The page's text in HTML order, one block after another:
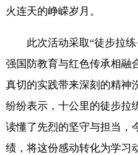
火连天的峥嵘岁月。
此次活动采取“徒步拉练
强国防教育与红色传承相融
真切的实践带来深刻的精神
纷纷表示，十公里的徒步拉
读懂了先烈的坚守与担当，
绩，将这份感动转化为学习